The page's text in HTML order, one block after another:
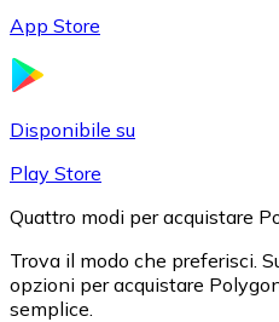
App Store
Disponibile su
Play Store
Quattro modi per acquistare
Trova il modo che preferisci.
opzioni per acquistare
semplice.